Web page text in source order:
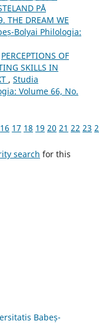
PÅ
THE DREAM WE
Bolyai Philologia:
PERCEPTIONS OF
SKILLS IN
, Studia
Volume 66, No.
16 17 18 19 20 21 22 23
search for this
Babeș-